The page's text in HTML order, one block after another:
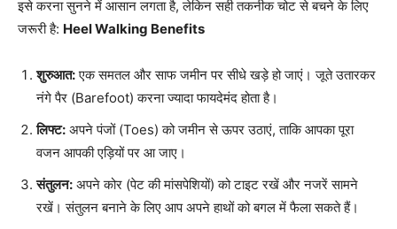
इसे करना सुनने में आसान लगता है, लेकिन सही तकनीक चोट से बचने के लिए
जरूरी है: Heel Walking Benefits
शुरुआत:एक समतल और साफ जमीन पर सीधे खड़े हो जाएं। जूते उतारकर
नंगे पैर (Barefoot) करना ज्यादा फायदेमंद होता है।
लिफ्ट: अपने पंजों (Toes) को जमीन से ऊपर उठाएं, ताकि आपका पूरा
वजन आपकी एड़ियों पर आ जाए।
संतुलन: अपने कोर (पेट की मांसपेशियों) को टाइट रखें और नजरें सामने
रखें। संतुलन बनाने के लिए आप अपने हाथों को बगल में फैला सकते हैं।